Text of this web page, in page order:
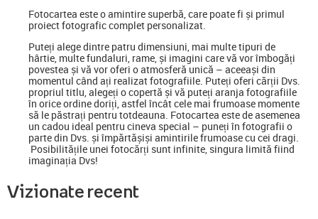
Fotocartea este o amintire superbă, care poate fi și primul
proiect fotografic complet personalizat.
Puteți alege dintre patru dimensiuni, mai multe tipuri de
hârtie, multe fundaluri, rame, și imagini care vă vor îmbogăți
povestea și vă vor oferi o atmosferă unică – aceeași din
momentul când ați realizat fotografiile. Puteți oferi cărții Dvs.
propriul titlu, alegeți o copertă și vă puteți aranja fotografiile
în orice ordine doriți, astfel încât cele mai frumoase momente
să le păstrați pentru totdeauna. Fotocartea este de asemenea
un cadou ideal pentru cineva special – puneți în fotografii o
parte din Dvs. și împărtășiși amintirile frumoase cu cei dragi.
Posibilitățile unei fotocărți sunt infinite, singura limită fiind
imaginația Dvs!
Vizionate recent